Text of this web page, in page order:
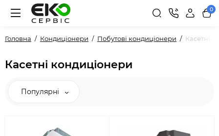
0
Головна Кондиціонери Побутові кондиціонери Касетні
Касетні кондиціонери
Популярні